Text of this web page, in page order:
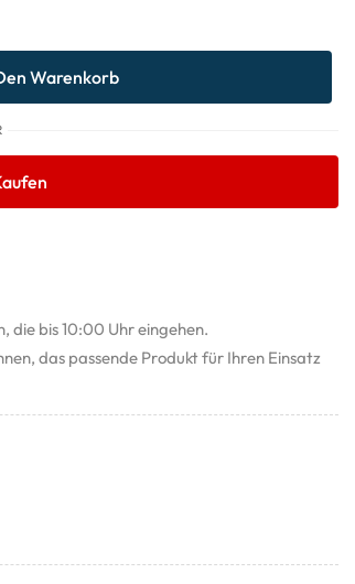
Warenkorb
die bis 10:00 Uhr eingehen.
das passende Produkt für Ihren Einsatz